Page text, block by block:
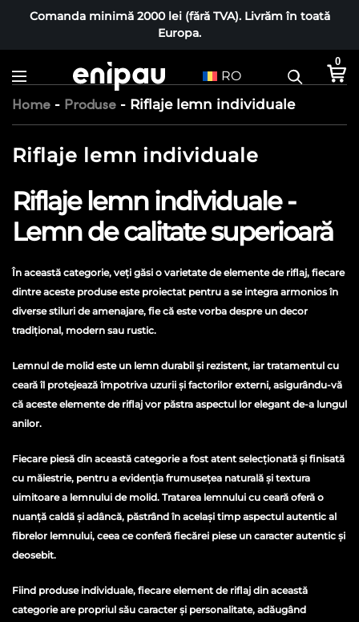
Comanda minimă 2000 lei (fără TVA). Livrăm în toată
Europa.
RO
0
Home - Produse - Riflaje lemn individuale
Riflaje lemn individuale
Riflaje lemn individuale -
Lemn de calitate superioară
În această categorie, veți găsi o varietate de elemente de riflaj, fiecare
dintre aceste produse este proiectat pentru a se integra armonios în
diverse stiluri de amenajare, fie că este vorba despre un decor
tradițional, modern sau rustic.
Lemnul de molid este un lemn durabil și rezistent, iar tratamentul cu
ceară îl protejează împotriva uzurii și factorilor externi, asigurându-vă
că aceste elemente de riflaj vor păstra aspectul lor elegant de-a lungul
anilor.
Fiecare piesă din această categorie a fost atent selecționată și finisată
cu măiestrie, pentru a evidenția frumusețea naturală și textura
uimitoare a lemnului de molid. Tratarea lemnului cu ceară oferă o
nuanță caldă și adâncă, păstrând în același timp aspectul autentic al
fibrelor lemnului, ceea ce conferă fiecărei piese un caracter autentic și
deosebit.
Fiind produse individuale, fiecare element de riflaj din această
categorie are propriul său caracter și personalitate, adăugând